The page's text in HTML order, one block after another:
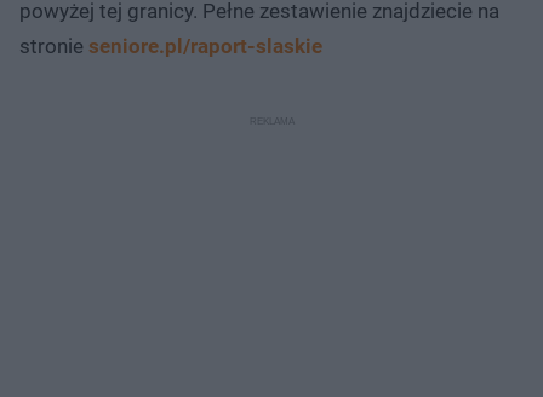
powyżej tej granicy. Pełne zestawienie znajdziecie na
stronie seniore.pl/raport-slaskie